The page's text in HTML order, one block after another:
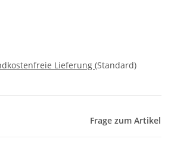
Lieferung (Standard)
Frage zum Artikel